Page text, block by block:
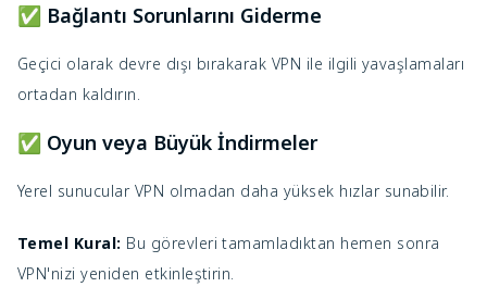
✅ Bağlantı Sorunlarını Giderme
Geçici olarak devre dışı bırakarak VPN ile ilgili yavaşlamaları
ortadan kaldırın.
✅ Oyun veya Büyük İndirmeler
Yerel sunucular VPN olmadan daha yüksek hızlar sunabilir.
Temel Kural: Bu görevleri tamamladıktan hemen sonra
VPN'nizi yeniden etkinleştirin.